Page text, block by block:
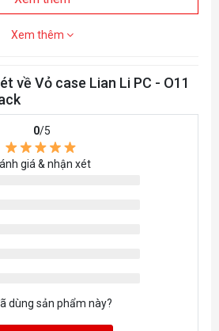
/ 280mm
120mm
Xem thêm
về Vỏ case Lian Li PC - O11
0/5
giá & nhận xét
dùng sản phẩm này?